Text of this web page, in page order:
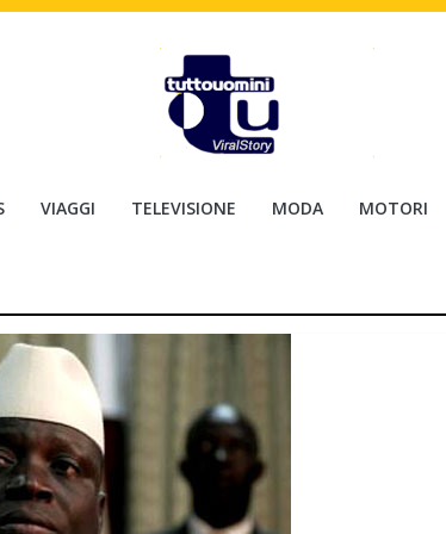
VIAGGI TELEVISIONE MODA MOTORI